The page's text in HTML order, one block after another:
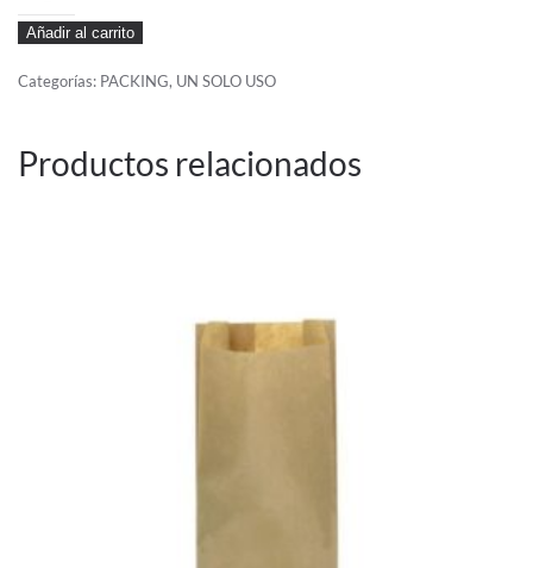
CARTONCILLO
BL
325.24
Añadir al carrito
Categorías: PACKING, UN SOLO USO
Productos relacionados